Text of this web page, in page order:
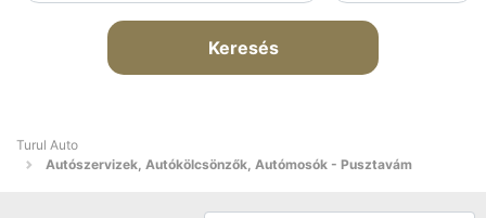
Keresés
Turul Auto
Autószervizek, Autókölcsönzők, Autómosók - Pusztavám